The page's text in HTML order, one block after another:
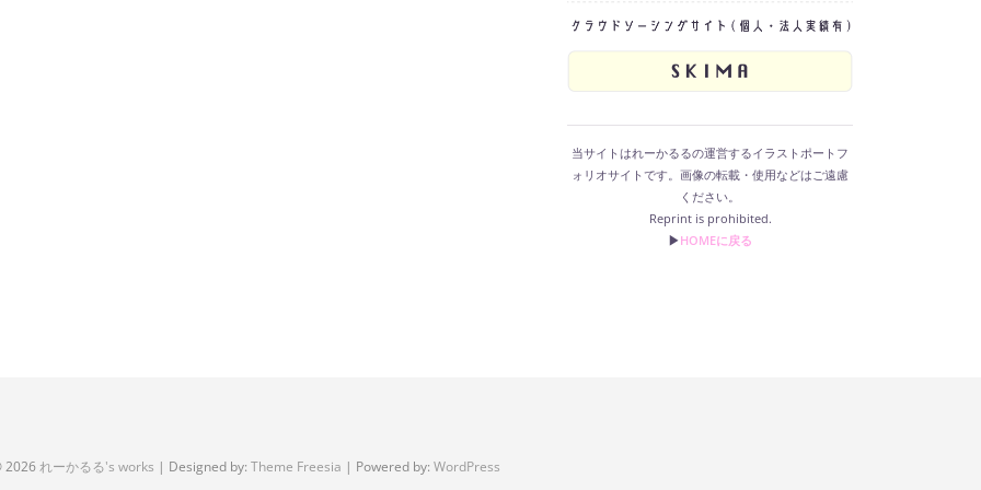
当サイトはれーかるるの運営するイラストポートフ
ォリオサイトです。画像の転載・使用などはご遠慮
ください。
Reprint is prohibited.
▶︎HOMEに戻る
2026れーかるる's works | Designed by: Theme Freesia | Powered by: WordPress